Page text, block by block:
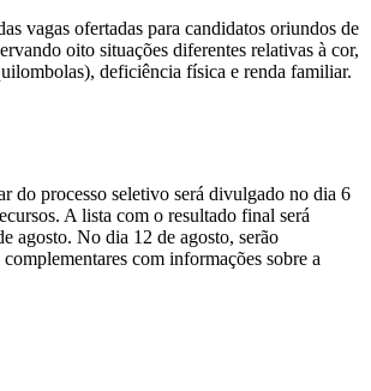
vagas ofertadas para candidatos oriundos de
oito situações diferentes relativas à cor,
deficiência física e renda familiar.
do processo seletivo será divulgado no dia 6
A lista com o resultado final será
agosto. No dia 12 de agosto, serão
com informações sobre a